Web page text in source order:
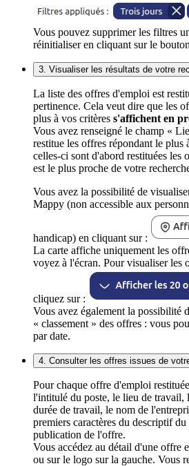
Vous pouvez supprimer les filtres
réinitialiser en cliquant sur le
3. Visualiser les résultats de votre
La liste des offres d'emploi est
pertinence. Cela veut dire que les
plus à vos critères s'affichent en
Vous avez renseigné le champ «
restitue les offres répondant le plus
celles-ci sont d'abord restituées les
est le plus proche de votre
Vous avez la possibilité de
Mappy (non accessible aux
handicap) en cliquant sur :
La carte affiche uniquement les
voyez à l'écran. Pour visualiser les
cliquez sur :
Vous avez également la possibilité
« classement » des offres : vous
par date.
4. Consulter les offres issues de
Pour chaque offre d'emploi
l'intitulé du poste, le lieu de travail,
durée de travail, le nom de
premiers caractères du descriptif du
publication de l'offre.
Vous accédez au détail d'une offre
ou sur le logo sur la gauche. Vous